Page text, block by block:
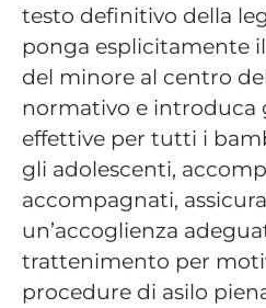
testo definitivo della
ponga esplicitamente
del minore al centro
normativo e introduca
effettive per tutti i
gli adolescenti,
accompagnati,
un’accoglienza
trattenimento per
procedure di asilo